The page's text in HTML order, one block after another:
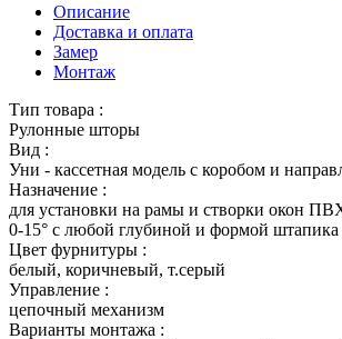
Описание
Доставка и оплата
Замер
Монтаж
Тип товара :
Рулонные шторы
Вид :
Уни - кассетная модель с коробом и
Назначение :
для установки на рамы и створки окон
0-15° с любой глубиной и формой
Цвет фурнитуры :
белый, коричневый, т.серый
Управление :
цепочный механизм
Варианты монтажа :